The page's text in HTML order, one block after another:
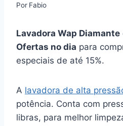
Por Fabio
Lavadora Wap Diamante
Ofertas no dia para
especiais de até 15%.
A lavadora de alta
potência. Conta com
libras, para melhor